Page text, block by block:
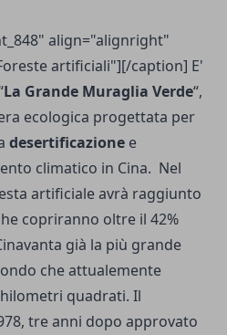
align="alignright"
artificiali"][/caption] E'
La Grande Muraglia Verde“,
ecologica progettata per
desertificazione e
climatico in Cina. Nel
artificiale avrà raggiunto
copriranno oltre il 42%
già la più grande
che attualemente
quadrati. Il
tre anni dopo approvato